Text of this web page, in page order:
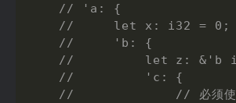
// 'a: {
//     let x: i32 = 0;
//     'b: {
//         let z: &'b
//         'c: {
//             // 必须使用'b